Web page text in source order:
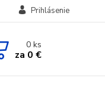
Prihlásenie
0ks
za 0 €